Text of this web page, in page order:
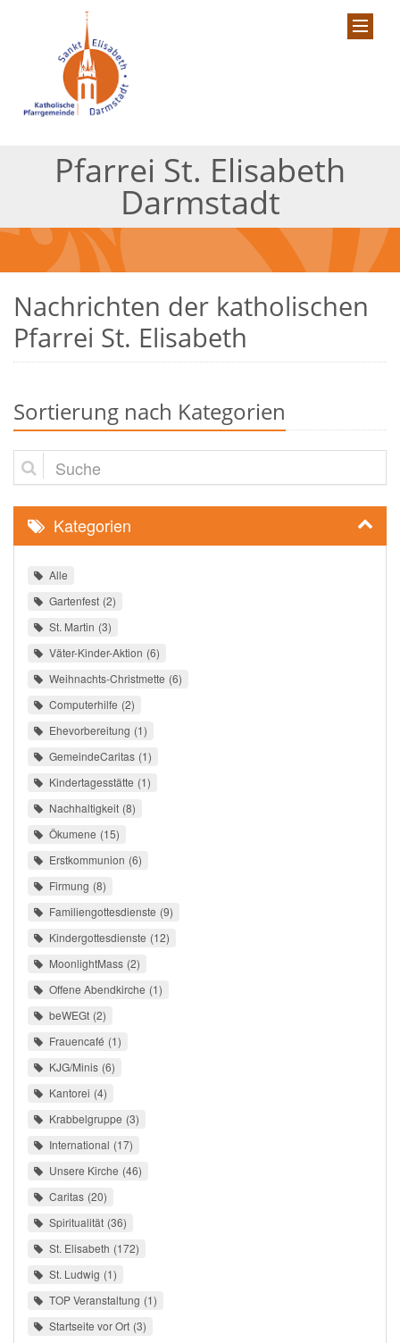
Pfarrei St. Elisabeth
Darmstadt
Nachrichten der katholischen
Pfarrei St. Elisabeth
Sortierung nach Kategorien
Suche
Kategorien
Alle
Gartenfest 2
St. Martin 3
Väter-Kinder-Aktion 6
Weihnachts-Christmette 6
Computerhilfe 2
Ehevorbereitung 1
GemeindeCaritas 1
Kindertagesstätte 1
Nachhaltigkeit 8
Ökumene 15
Erstkommunion 6
Firmung 8
Familiengottesdienste 9
Kindergottesdienste 12
MoonlightMass 2
Offene Abendkirche 1
beWEGt 2
Frauencafé 1
KJG/Minis 6
Kantorei 4
Krabbelgruppe 3
International 17
Unsere Kirche 46
Caritas 20
Spiritualität 36
St. Elisabeth 172
St. Ludwig 1
TOP Veranstaltung 1
Startseite vor Ort 3